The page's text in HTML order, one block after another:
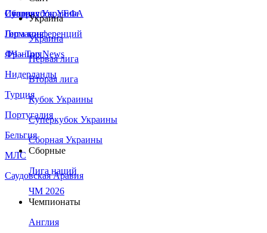
Сборная Украины
Италия
Германия
Франция
Нидерланды
Турция
Португалия
Бельгия
МЛС
Саудовская Аравия
Суперкубок УЕФА
Лига конференций
ЛЧ - Top News
Украина
Украина
Первая лига
Вторая лига
Кубок Украины
Суперкубок Украины
Сборная Украины
Сборные
Лига наций
ЧМ 2026
Чемпионаты
Англия